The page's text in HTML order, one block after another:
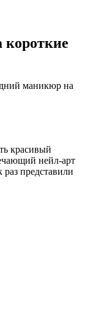
маникюр на
красивый
нейл-арт
представили